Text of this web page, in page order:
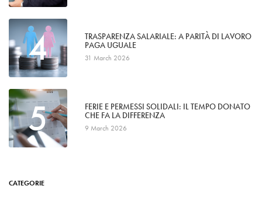
4
TRASPARENZA SALARIALE: A PARITÀ DI LAVORO
PAGA UGUALE
31 March 2026
5
FERIE E PERMESSI SOLIDALI: IL TEMPO DONATO
CHE FA LA DIFFERENZA
9 March 2026
CATEGORIE